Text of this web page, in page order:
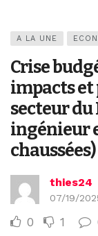
A LA UNE
Crise
impacts et
secteur du
ingénieur
chaussées)
thies24
07/19/
0 1